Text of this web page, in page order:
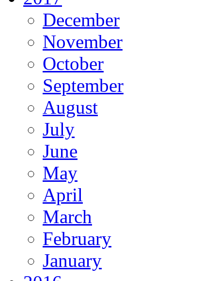
December
November
October
September
August
July
June
May
April
March
February
January